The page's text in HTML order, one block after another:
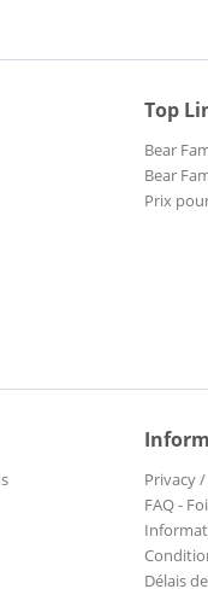
Top
Bear
Bear
Prix
Privacy
FAQ -
Délais